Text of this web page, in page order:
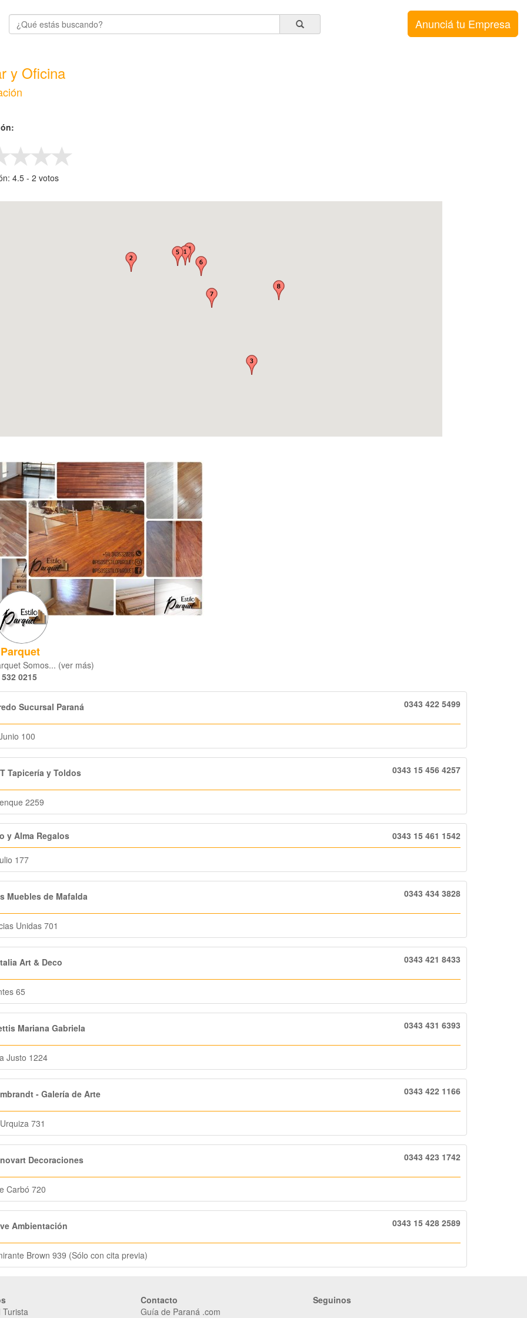
Anunciá tu Empresa
y Oficina
4.5- ‎ 2 votos
Somos... (ver más)
0215
Sucursal Paraná 0343 422 5499
100
Tapicería y Toldos 0343 15 456 4257
2259
y Alma Regalos 0343 15 461 1542
177
Muebles de Mafalda 0343 434 3828
Unidas 701
Art & Deco 0343 421 8433
65
Mariana Gabriela 0343 431 6393
Justo 1224
- Galería de Arte 0343 422 1166
731
Decoraciones 0343 423 1742
Carbó 720
Ambientación 0343 15 428 2589
Brown 939 (Sólo con cita previa)
Contacto
Guía de Paraná .com
Seguinos